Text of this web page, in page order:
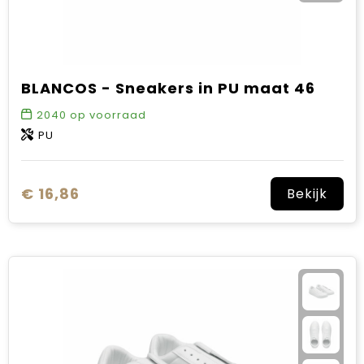
BLANCOS - Sneakers in PU maat 46
2040 op voorraad
PU
€ 16,86 Bekijk